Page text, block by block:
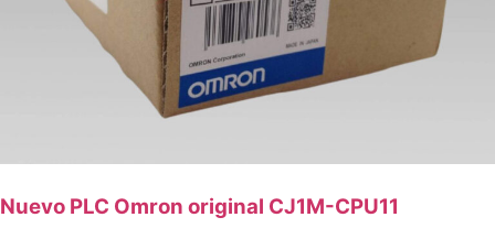
Nuevo PLC Omron original CJ1M-CPU11